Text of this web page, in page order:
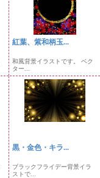
紅葉、紫和柄玉...
和風背景イラストです。 ベク
ター...
黒・金色・キラ...
ブラックフライデー背景イラ
ストで...